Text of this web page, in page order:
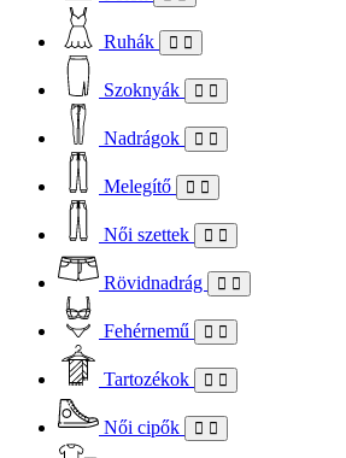
Ruhák
Szoknyák
Nadrágok
Melegítő
Női szettek
Rövidnadrág
Fehérnemű
Tartozékok
Női cipők